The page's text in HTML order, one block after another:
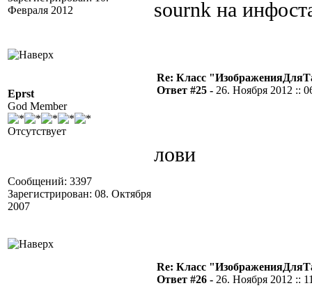
Февраля 2012
sournk на
Eprst
God Member
Отсутствует
Сообщений: 3397
Зарегистрирован: 08. Октября
2007
Re: Класс
Ответ #25 - 26. Ноября 2012 ::
лови
Re: Класс
Ответ #26 - 26. Ноября 2012 ::